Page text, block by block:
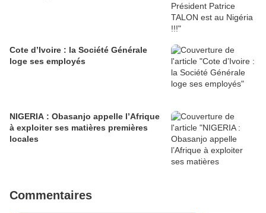
Cote d’Ivoire : la Société Générale
loge ses employés
NIGERIA : Obasanjo appelle l’Afrique
à exploiter ses matières premières
locales
Commentaires